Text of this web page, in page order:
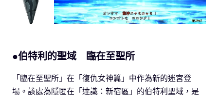
●伯特利的聖域 臨在至聖所
「臨在至聖所」在「復仇女神篇」中作為新的迷宮登
場。該處為隱匿在「達識：新宿區」的伯特利聖域，是